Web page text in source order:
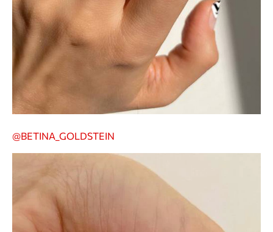
@BETINA_GOLDSTEIN